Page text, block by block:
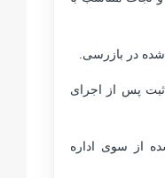
در بازرسی.
ثبت پس از اجرای
از سوی اداره